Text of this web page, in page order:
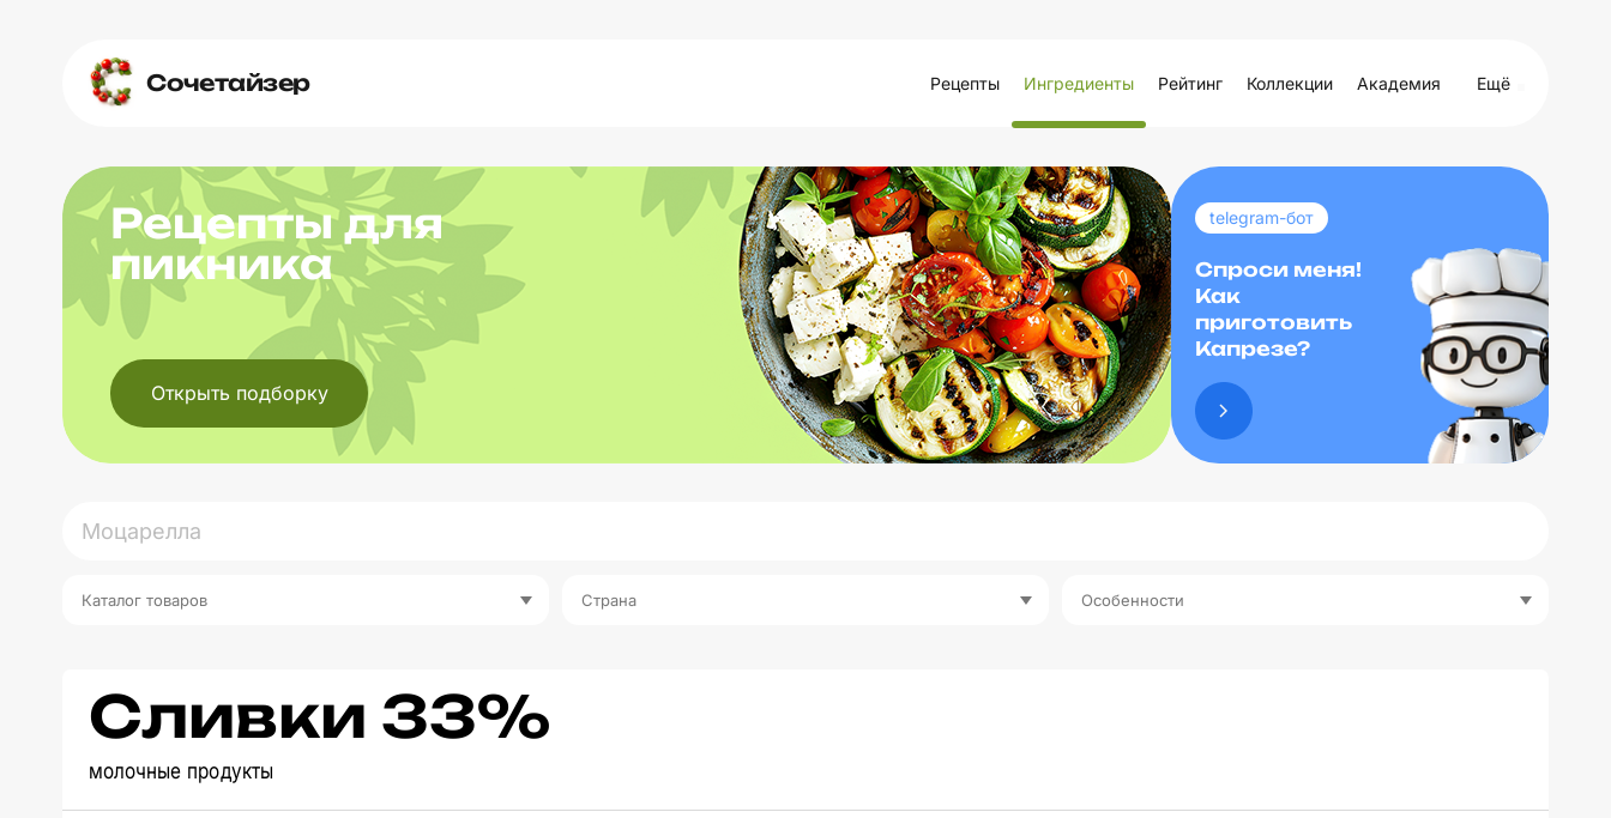
Сочетайзер Рецепты Ингредиенты Рейтинг Коллекции Академия Ещё
Рецепты для
пикника
Открыть подборку
telegram-бот
Спроси меня!
Как
приготовить
Капрезе?
Каталог товаров Страна Особенности
Сливки 33%
молочные продукты